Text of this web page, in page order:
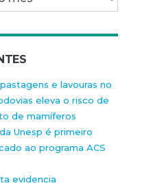
e lavouras no
eleva o risco de
de mamíferos
Unesp é primeiro
ao programa ACS
evidencia